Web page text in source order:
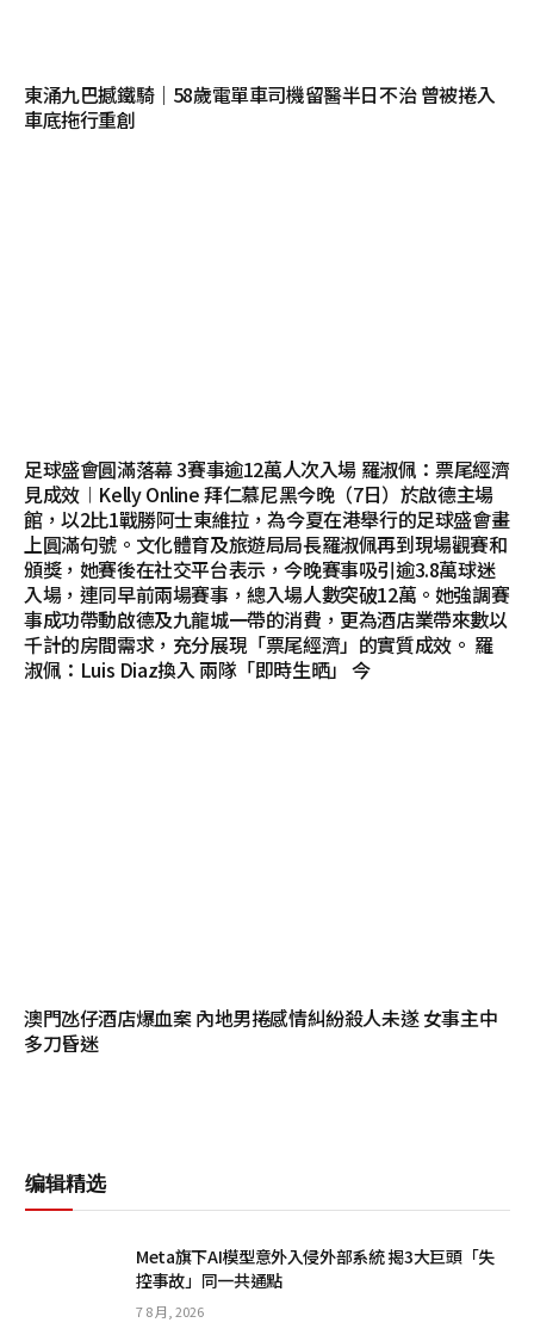
東涌九巴撼鐵騎｜58歲電單車司機留醫半日不治 曾被捲入
車底拖行重創
足球盛會圓滿落幕 3賽事逾12萬人次入場 羅淑佩：票尾經濟
見成效︱Kelly Online 拜仁慕尼黑今晚（7日）於啟德主場
館，以2比1戰勝阿士東維拉，為今夏在港舉行的足球盛會畫
上圓滿句號。文化體育及旅遊局局長羅淑佩再到現場觀賽和
頒獎，她賽後在社交平台表示，今晚賽事吸引逾3.8萬球迷
入場，連同早前兩場賽事，總入場人數突破12萬。她強調賽
事成功帶動啟德及九龍城一帶的消費，更為酒店業帶來數以
千計的房間需求，充分展現「票尾經濟」的實質成效。 羅
淑佩：Luis Diaz換入 兩隊「即時生晒」 今
澳門氹仔酒店爆血案 內地男捲感情糾紛殺人未遂 女事主中
多刀昏迷
编辑精选
Meta旗下AI模型意外入侵外部系統 揭3大巨頭「失
控事故」同一共通點
7 8 月, 2026